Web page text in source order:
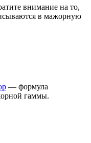
внимание на то,
в мажорную
— формула
гаммы.